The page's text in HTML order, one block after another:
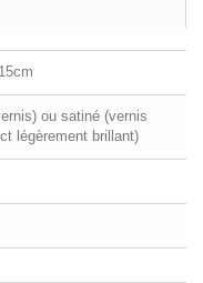
ou satiné (vernis
légèrement brillant)